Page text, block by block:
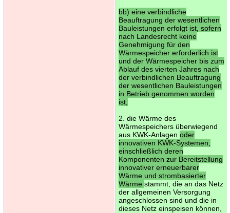
bb) eine verbindliche
Beauftragung der wesentlichen
Bauleistungen erfolgt ist, sofern
nach Landesrecht keine
Genehmigung für den
Wärmespeicher erforderlich ist
und der Wärmespeicher bis zum
Ablauf des vierten Jahres nach
der verbindlichen Beauftragung
der wesentlichen Bauleistungen
in Betrieb genommen worden
ist,
2. die Wärme des
Wärmespeichers überwiegend
aus KWK-Anlagen oder
innovativen KWK-Systemen,
einschließlich deren
Komponenten zur Bereitstellung
innovativer erneuerbarer
Wärme und strombasierter
Wärme stammt, die an das Netz
der allgemeinen Versorgung
angeschlossen sind und die in
dieses Netz einspeisen können,